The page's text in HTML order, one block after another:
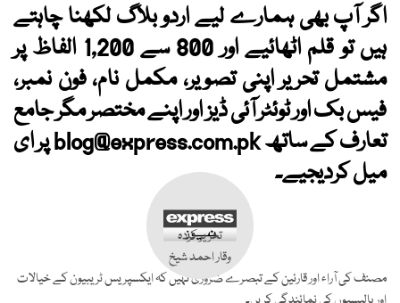
اگر آپ بھی ہمارے لیے اردو بلاگ لکھنا چاہتے
ہیں تو قلم اٹھائیے اور 800 سے 1,200 الفاظ پر
مشتمل تحریر اپنی تصویر، مکمل نام، فون نمبر،
فیس بک اور ٹوئٹر آئی ڈیز اور اپنے مختصر مگر جامع
تعارف کے ساتھblog@express.com.pkپر ای
میل کردیجیے۔
تحریر کردہ
وقار احمد شیخ
مصنف کی آراء اور قارئین کے تبصرے ضروری نہیں کہ ایکسپریس ٹریبیون کے خیالات